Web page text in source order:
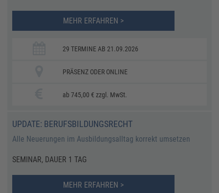
MEHR ERFAHREN >
29 TERMINE AB 21.09.2026
PRÄSENZ ODER ONLINE
ab 745,00 € zzgl. MwSt.
UPDATE: BERUFSBILDUNGSRECHT
Alle Neuerungen im Ausbildungsalltag korrekt umsetzen
SEMINAR, DAUER 1 TAG
MEHR ERFAHREN >